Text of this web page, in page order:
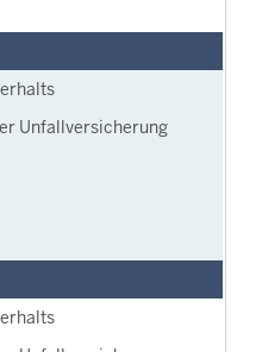
Unfallversicherung